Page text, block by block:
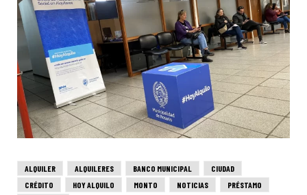
ALQUILER ALQUILERES BANCO MUNICIPAL
CIUDAD
CRÉDITO
HOY ALQUILO MONTO NOTICIAS
PRÉSTAMO